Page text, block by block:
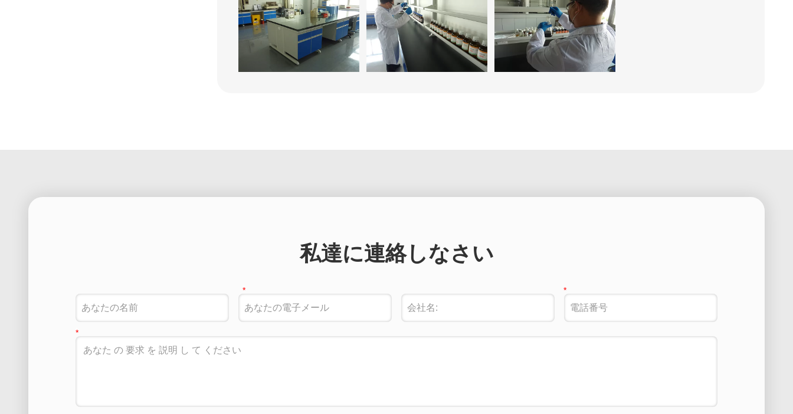
私達に連絡しなさい